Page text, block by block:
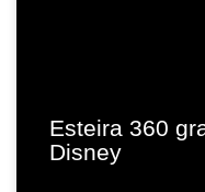
Esteira 360
Disney